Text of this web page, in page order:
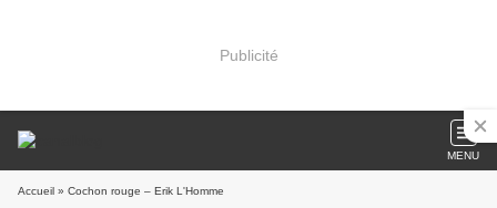
Publicité
MENU
Accueil » Cochon rouge – Erik L'Homme